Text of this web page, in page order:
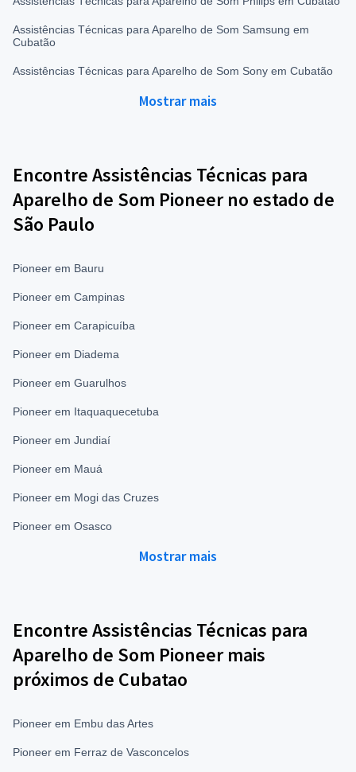
Assistências Técnicas para Aparelho de Som Samsung em
Cubatão
Assistências Técnicas para Aparelho de Som Sony em Cubatão
Mostrar mais
Encontre Assistências Técnicas para
Aparelho de Som Pioneer no estado de
São Paulo
Pioneer em Bauru
Pioneer em Campinas
Pioneer em Carapicuíba
Pioneer em Diadema
Pioneer em Guarulhos
Pioneer em Itaquaquecetuba
Pioneer em Jundiaí
Pioneer em Mauá
Pioneer em Mogi das Cruzes
Pioneer em Osasco
Mostrar mais
Encontre Assistências Técnicas para
Aparelho de Som Pioneer mais
próximos de Cubatao
Pioneer em Embu das Artes
Pioneer em Ferraz de Vasconcelos